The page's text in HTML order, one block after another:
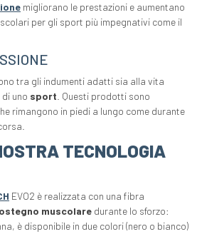
migliorano le prestazioni e aumentano
per gli sport più impegnativi come il
tra gli indumenti adatti sia alla vita
uno sport . Questi prodotti sono
rimangono in piedi a lungo come durante
TECNOLOGIA
EVO2 è realizzata con una fibra
muscolare durante lo sforzo:
è disponibile in due colori (nero o bianco)